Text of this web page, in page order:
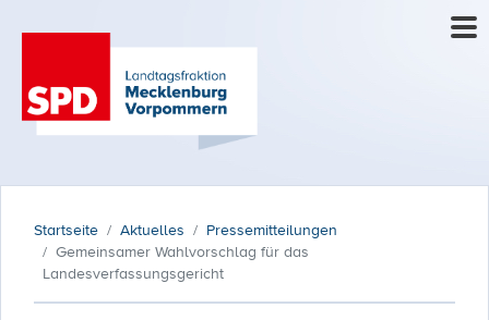
Startseite Aktuelles
Pressemitteilungen
Gemeinsamer Wahlvorschlag für das
Landesverfassungsgericht